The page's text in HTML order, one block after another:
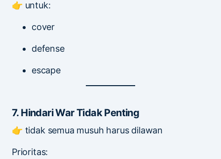
👉 untuk:
cover
defense
escape
7. Hindari War Tidak Penting
👉 tidak semua musuh harus dilawan
Prioritas: